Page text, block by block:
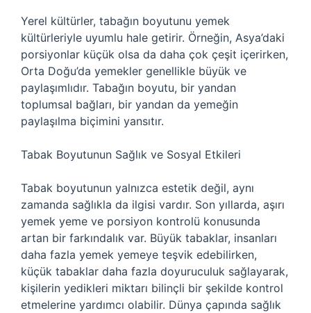
Yerel kültürler, tabağın boyutunu yemek
kültürleriyle uyumlu hale getirir. Örneğin, Asya’daki
porsiyonlar küçük olsa da daha çok çeşit içerirken,
Orta Doğu’da yemekler genellikle büyük ve
paylaşımlıdır. Tabağın boyutu, bir yandan
toplumsal bağları, bir yandan da yemeğin
paylaşılma biçimini yansıtır.
Tabak Boyutunun Sağlık ve Sosyal Etkileri
Tabak boyutunun yalnızca estetik değil, aynı
zamanda sağlıkla da ilgisi vardır. Son yıllarda, aşırı
yemek yeme ve porsiyon kontrolü konusunda
artan bir farkındalık var. Büyük tabaklar, insanları
daha fazla yemek yemeye teşvik edebilirken,
küçük tabaklar daha fazla doyuruculuk sağlayarak,
kişilerin yedikleri miktarı bilinçli bir şekilde kontrol
etmelerine yardımcı olabilir. Dünya çapında sağlık